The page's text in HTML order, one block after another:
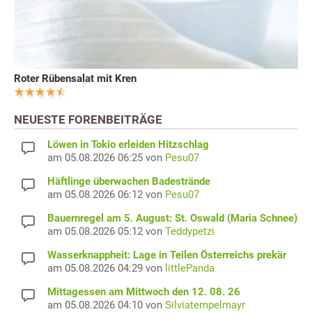
Roter Rübensalat mit Kren
NEUESTE FORENBEITRÄGE
Löwen in Tokio erleiden Hitzschlag
am 05.08.2026 06:25 von Pesu07
Häftlinge überwachen Badestrände
am 05.08.2026 06:12 von Pesu07
Bauernregel am 5. August: St. Oswald (Maria Schnee)
am 05.08.2026 05:12 von Teddypetzi
Wasserknappheit: Lage in Teilen Österreichs prekär
am 05.08.2026 04:29 von littlePanda
Mittagessen am Mittwoch den 12. 08. 26
am 05.08.2026 04:10 von Silviatempelmayr